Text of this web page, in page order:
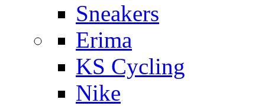
Sneakers
Erima
KS Cycling
Nike